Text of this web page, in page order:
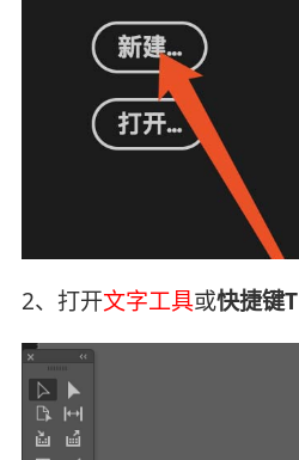
2、打开文字工具或快捷键T